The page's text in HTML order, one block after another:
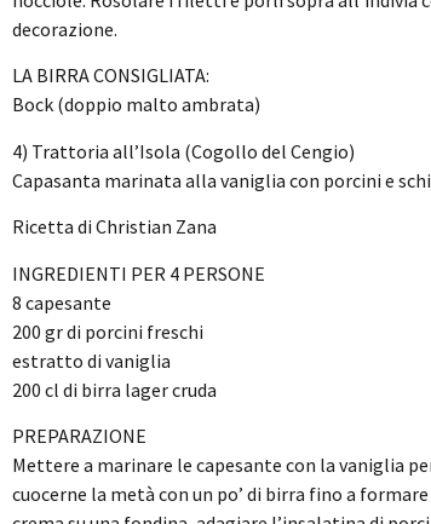
decorazione.
LA BIRRA CONSIGLIATA:
Bock (doppio malto ambrata)
4) Trattoria all’Isola (Cogollo del Cengio)
Capasanta marinata alla vaniglia con porcini e
Ricetta di Christian Zana
INGREDIENTI PER 4 PERSONE
8 capesante
200 gr di porcini freschi
estratto di vaniglia
200 cl di birra lager cruda
PREPARAZIONE
Mettere a marinare le capesante con la vaniglia
cuocerne la metà con un po’ di birra fino a